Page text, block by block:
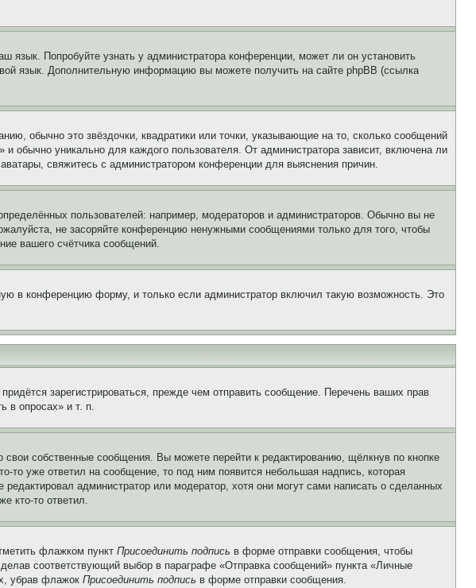
язык. Попробуйте узнать у администратора конференции, может ли он установить
язык. Дополнительную информацию вы можете получить на сайте phpBB (ссылка
обычно это звёздочки, квадратики или точки, указывающие на то, сколько сообщений
обычно уникально для каждого пользователя. От администратора зависит, включена ли
свяжитесь с администратором конференции для выяснения причин.
пользователей: например, модераторов и администраторов. Обычно вы не
не засоряйте конференцию ненужными сообщениями только для того, чтобы
вашего счётчика сообщений.
в конференцию форму, и только если администратор включил такую возможность. Это
зарегистрироваться, прежде чем отправить сообщение. Перечень ваших прав
в опросах» и т. п.
собственные сообщения. Вы можете перейти к редактированию, щёлкнув по кнопке
то уже ответил на сообщение, то под ним появится небольшая надпись, которая
администратор или модератор, хотя они могут сами написать о сделанных
кто-то ответил.
флажком пункт Присоединить подпись в форме отправки сообщения, чтобы
соответствующий выбор в параграфе «Отправка сообщений» пункта «Личные
убрав флажок Присоединить подпись в форме отправки сообщения.